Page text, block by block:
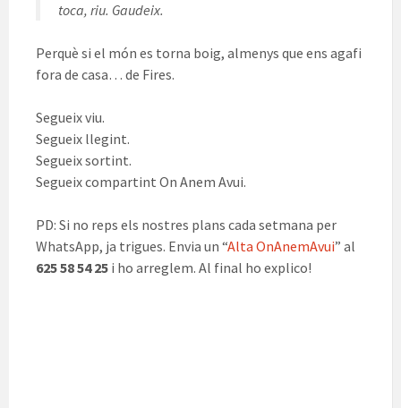
toca, riu. Gaudeix.
Perquè si el món es torna boig, almenys que ens agafi
fora de casa… de Fires.
Segueix viu.
Segueix llegint.
Segueix sortint.
Segueix compartint On Anem Avui.
PD: Si no reps els nostres plans cada setmana per
WhatsApp, ja trigues. Envia un “Alta OnAnemAvui” al
625 58 54 25 i ho arreglem. Al final ho explico!